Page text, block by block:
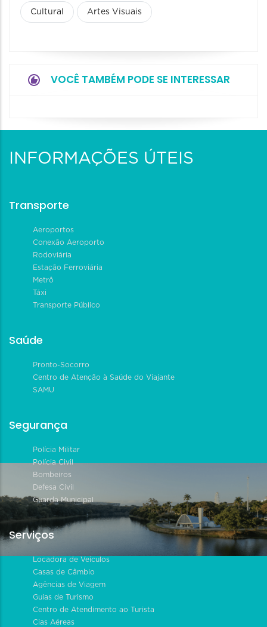
Cultural Artes Visuais
VOCÊ TAMBÉM PODE SE INTERESSAR
INFORMAÇÕES ÚTEIS
Transporte
Aeroportos
Conexão Aeroporto
Rodoviária
Estação Ferroviária
Metrô
Táxi
Transporte Público
Saúde
Pronto-Socorro
Centro de Atenção à Saúde do Viajante
SAMU
Segurança
Polícia Militar
Polícia Civil
Bombeiros
Defesa Civil
Guarda Municipal
Serviços
Locadora de Veículos
Casas de Câmbio
Agências de Viagem
Guias de Turismo
Centro de Atendimento ao Turista
Cias Aéreas